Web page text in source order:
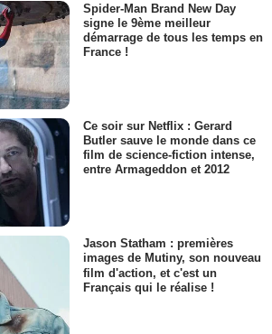
Spider-Man Brand New Day
signe le 9ème meilleur
démarrage de tous les temps en
France !
Ce soir sur Netflix : Gerard
Butler sauve le monde dans ce
film de science-fiction intense,
entre Armageddon et 2012
Jason Statham : premières
images de Mutiny, son nouveau
film d'action, et c'est un
Français qui le réalise !